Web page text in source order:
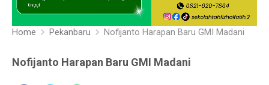
Home Pekanbaru Nofijanto Harapan Baru GMI Madani
Nofijanto Harapan Baru GMI Madani